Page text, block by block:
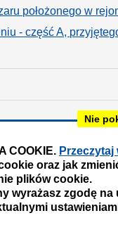
COOKIE. Przeczytaj
oraz jak
plików cookie.
wyrażasz zgodę na
Nie
położonego w
- część A,
Warszawskiej,